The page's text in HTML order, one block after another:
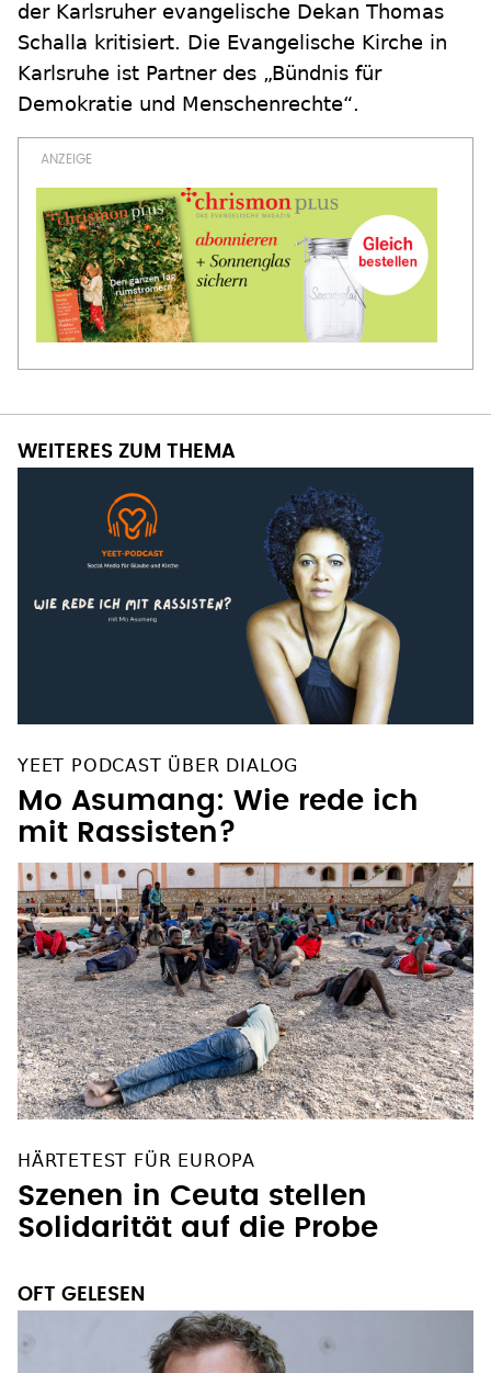
der Karlsruher evangelische Dekan Thomas
Schalla kritisiert. Die Evangelische Kirche in
Karlsruhe ist Partner des „Bündnis für
Demokratie und Menschenrechte“.
WEITERES ZUM THEMA
YEET PODCAST ÜBER DIALOG
Mo Asumang: Wie rede ich
mit Rassisten?
HÄRTETEST FÜR EUROPA
Szenen in Ceuta stellen
Solidarität auf die Probe
OFT GELESEN